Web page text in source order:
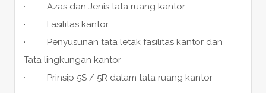
· Azas dan Jenis tata ruang kantor
· Fasilitas kantor
· Penyusunan tata letak fasilitas kantor dan
Tata lingkungan kantor
· Prinsip 5S / 5R dalam tata ruang kantor